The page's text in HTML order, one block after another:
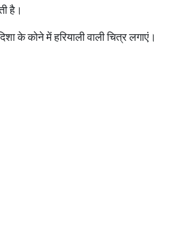
है।
के कोने में हरियाली वाली चित्र लगाएं।